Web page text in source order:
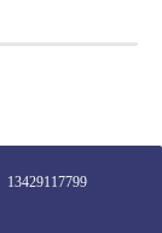
13429117799